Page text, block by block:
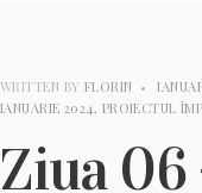
WRITTEN BY FLORIN •
IANUARIE 2024, PROIECTUL
Ziua